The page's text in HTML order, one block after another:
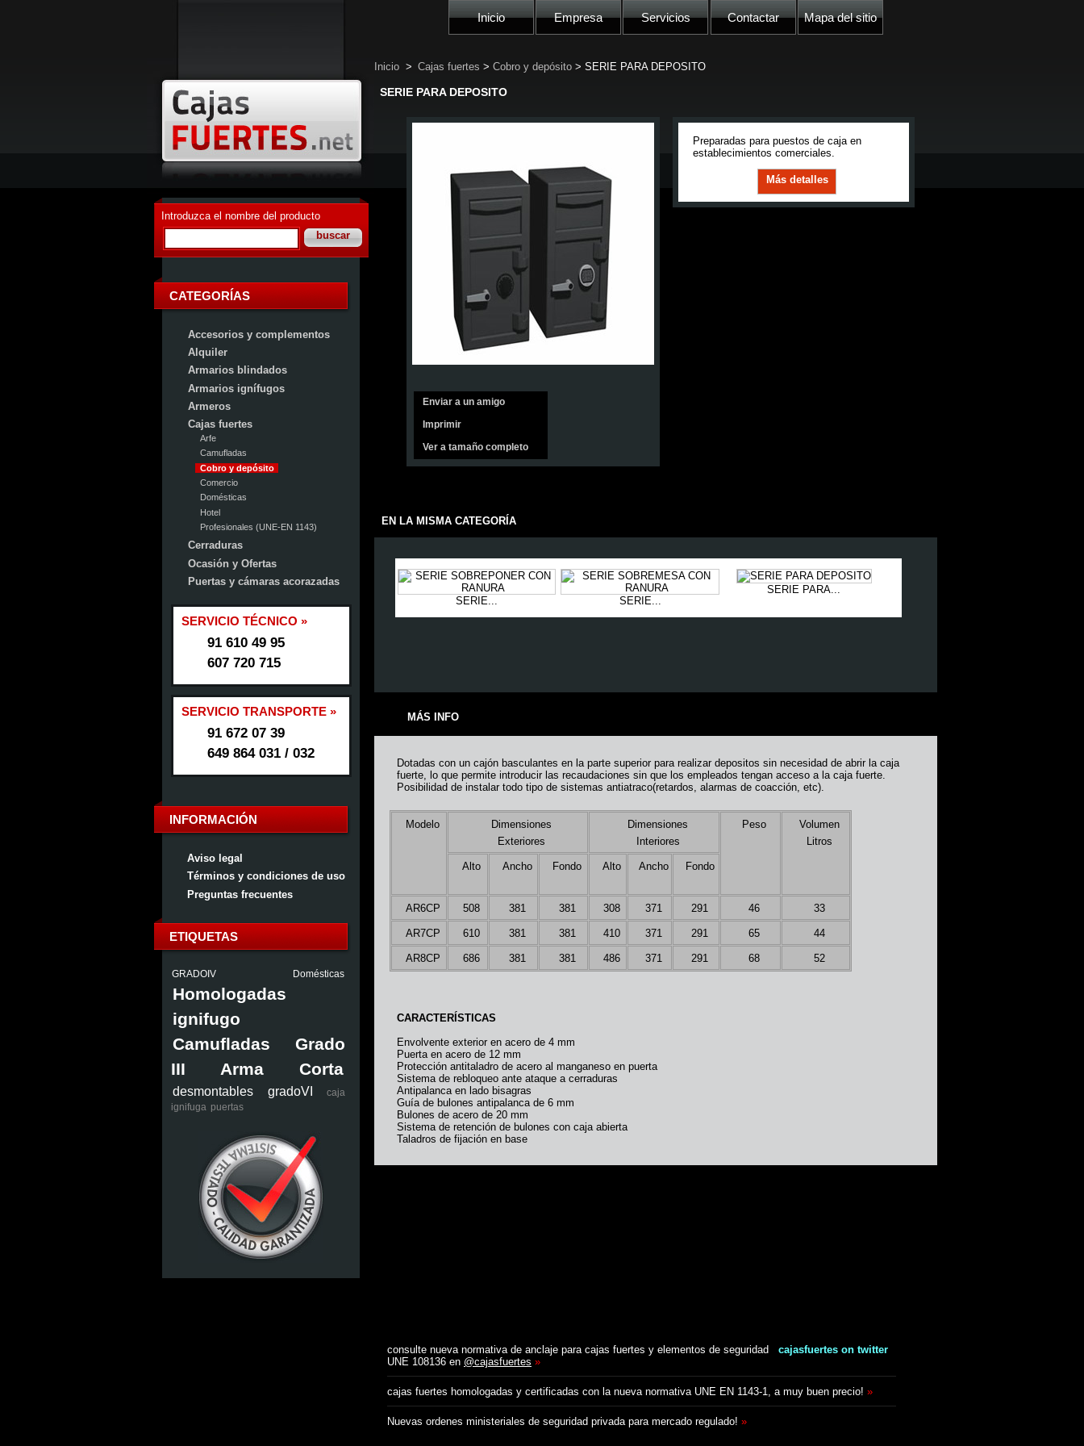
Inicio Empresa Servicios Contactar Mapa del sitio
Introduzca el nombre del producto
CATEGORÍAS
Accesorios y complementos
Alquiler
Armarios blindados
Armarios ignífugos
Armeros
Cajas fuertes
Arfe
Camufladas
Cobro y depósito
Comercio
Domésticas
Hotel
Profesionales (UNE-EN 1143)
Cerraduras
Ocasión y Ofertas
Puertas y cámaras acorazadas
SERVICIO TÉCNICO »
91 610 49 95
607 720 715
SERVICIO TRANSPORTE »
91 672 07 39
649 864 031 / 032
INFORMACIÓN
Aviso legal
Términos y condiciones de uso
Preguntas frecuentes
ETIQUETAS
GRADOIV Domésticas
Homologadas
ignifugo
Camufladas
Grado
III Arma Corta
desmontables gradoVI
caja
ignifuga puertas
Inicio > Cajas fuertes >Cobro y depósito > SERIE PARA DEPOSITO
SERIE PARA DEPOSITO
Enviar a un amigo
Imprimir
Ver a tamaño completo
Preparadas para puestos de caja en
establecimientos comerciales.
Más detalles
EN LA MISMA CATEGORÍA
SERIE... SERIE...
SERIE PARA...
MÁS INFO
Dotadas con un cajón basculantes en la parte superior para realizar depositos sin necesidad de abrir la caja
fuerte, lo que permite introducir las recaudaciones sin que los empleados tengan acceso a la caja fuerte.
Posibilidad de instalar todo tipo de sistemas antiatraco(retardos, alarmas de coacción, etc).
Modelo
Dimensiones
Exteriores
Dimensiones
Interiores
Peso
Volumen
Litros
Alto Ancho Fondo Alto Ancho Fondo
AR6CP 508 381 381 308 371 291 46 33
AR7CP 610 381 381 410 371 291 65 44
AR8CP 686 381 381 486 371 291 68 52
CARACTERÍSTICAS
Envolvente exterior en acero de 4 mm
Puerta en acero de 12 mm
Protección antitaladro de acero al manganeso en puerta
Sistema de rebloqueo ante ataque a cerraduras
Antipalanca en lado bisagras
Guía de bulones antipalanca de 6 mm
Bulones de acero de 20 mm
Sistema de retención de bulones con caja abierta
Taladros de fijación en base
cajasfuertes on twitter
consulte nueva normativa de anclaje para cajas fuertes y elementos de seguridad
UNE 108136 en @cajasfuertes »
cajas fuertes homologadas y certificadas con la nueva normativa UNE EN 1143-1, a muy buen precio! »
Nuevas ordenes ministeriales de seguridad privada para mercado regulado! »